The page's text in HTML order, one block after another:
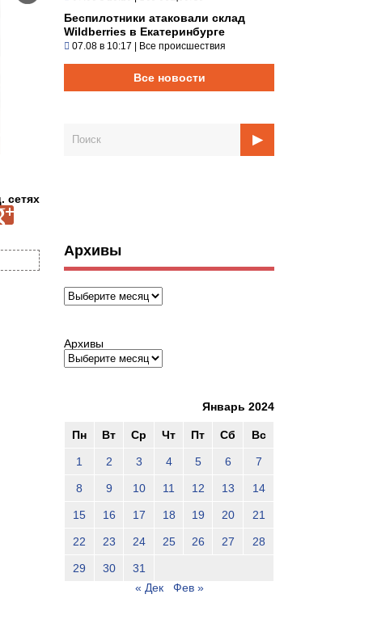
сетях
Беспилотники атаковали склад
Wildberries в Екатеринбурге
07.08 в 10:17 | Все происшествия
Все новости
Архивы
Архивы
Архивы
Январь 2024
Пн Вт Ср Чт Пт Сб Вс
1 2 3 4 5 6 7
8 9 10 11 12 13 14
15 16 17 18 19 20 21
22 23 24 25 26 27 28
29 30
31
« Дек
Фев »